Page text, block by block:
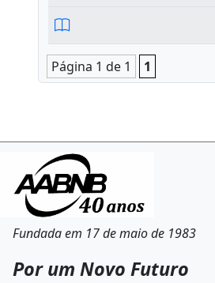
Página 1 de 1 1
Fundada em 17 de maio de 1983
Por um Novo Futuro